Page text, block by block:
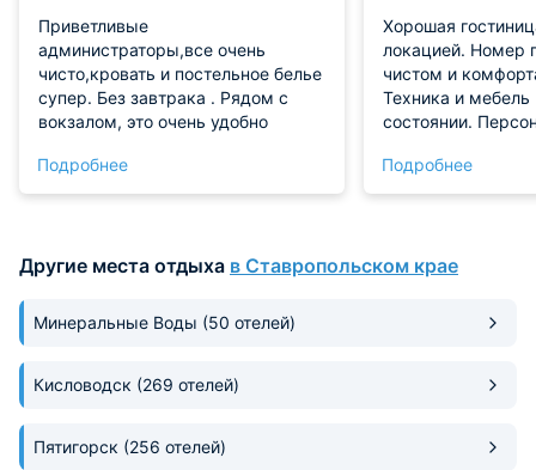
Приветливые
администраторы,все очень
чисто,кровать и постельное белье
супер. Без завтрака . Рядом с
вокзалом, это очень удобно
Подробнее
Хорошая
локацией. Номер
чистом и
Техника и мебель
состоянии.
Рекомендуем!
Подробнее
Другие места отдыха в Ставропольском крае
Минеральные Воды (50 отелей)
Кисловодск (269 отелей)
Пятигорск (256 отелей)